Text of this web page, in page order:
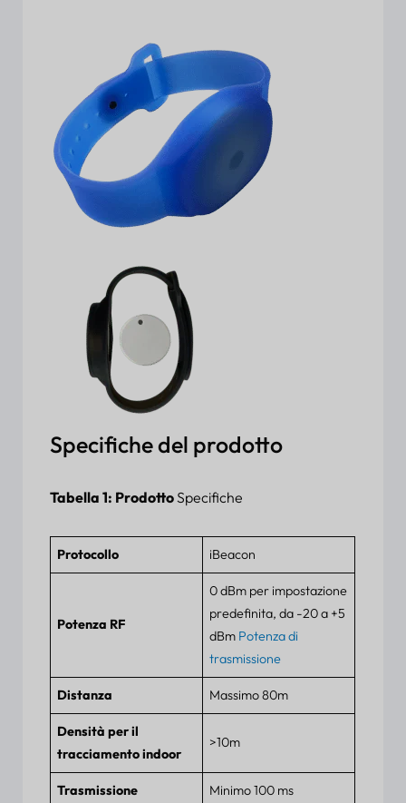
Specifiche del prodotto
Tabella 1: ProdottoSpecifiche
Protocollo iBeacon
Potenza RF
0 dBm per impostazione
predefinita, da -20 a +5
dBm Potenza di
trasmissione
Distanza Massimo 80m
Densità per il
tracciamento indoor
>10m
Trasmissione Minimo 100 ms